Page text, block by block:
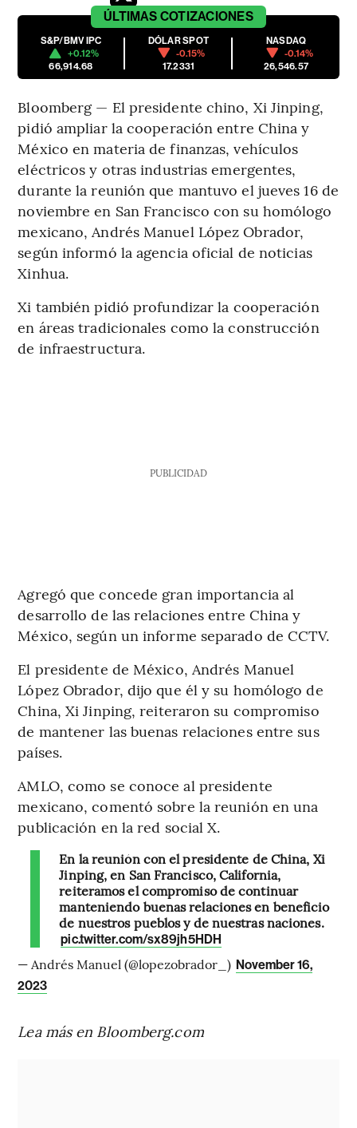
ÚLTIMAS COTIZACIONES
S&P/BMV IPC
+0.12%
66,914.68
DÓLAR SPOT
-0.15%
17.2331
NASDAQ
-0.14%
26,546.57
Bloomberg — El presidente chino, Xi Jinping,
pidió ampliar la cooperación entre China y
México en materia de finanzas, vehículos
eléctricos y otras industrias emergentes,
durante la reunión que mantuvo el jueves 16 de
noviembre en San Francisco con su homólogo
mexicano, Andrés Manuel López Obrador,
según informó la agencia oficial de noticias
Xinhua.
Xi también pidió profundizar la cooperación
en áreas tradicionales como la construcción
de infraestructura.
PUBLICIDAD
Agregó que concede gran importancia al
desarrollo de las relaciones entre China y
México, según un informe separado de CCTV.
El presidente de México, Andrés Manuel
López Obrador, dijo que él y su homólogo de
China, Xi Jinping, reiteraron su compromiso
de mantener las buenas relaciones entre sus
países.
AMLO, como se conoce al presidente
mexicano, comentó sobre la reunión en una
publicación en la red social X.
En la reunión con el presidente de China, Xi
Jinping, en San Francisco, California,
reiteramos el compromiso de continuar
manteniendo buenas relaciones en beneficio
de nuestros pueblos y de nuestras naciones.
pic.twitter.com/sx89jh5HDH
— Andrés Manuel (@lopezobrador_) November 16,
2023
Lea más en Bloomberg.com